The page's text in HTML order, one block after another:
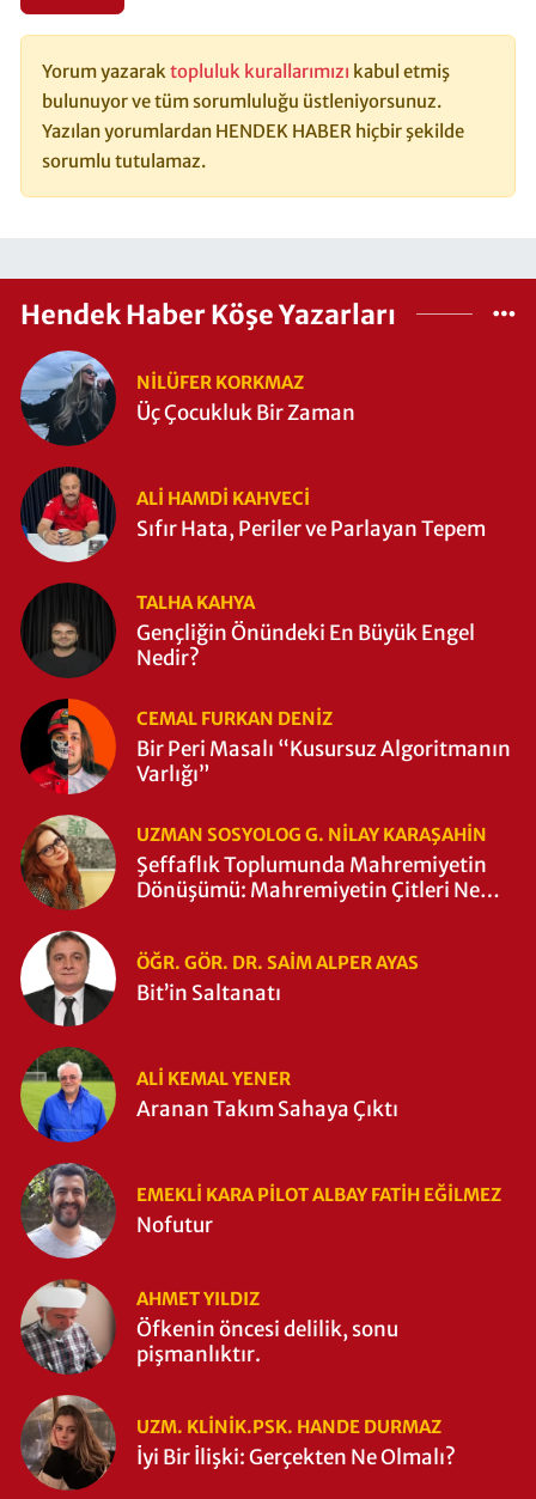
Yorum yazarak topluluk kurallarımızı kabul etmiş
bulunuyor ve tüm sorumluluğu üstleniyorsunuz.
Yazılan yorumlardan HENDEK HABER hiçbir şekilde
sorumlu tutulamaz.
Hendek Haber Köşe Yazarları
NILÜFER KORKMAZ
Üç Çocukluk Bir Zaman
ALI HAMDI KAHVECİ
Sıfır Hata, Periler ve Parlayan Tepem
TALHA KAHYA
Gençliğin Önündeki En Büyük Engel
Nedir?
CEMAL FURKAN DENİZ
Bir Peri Masalı “Kusursuz Algoritmanın
Varlığı”
UZMAN SOSYOLOG G. NILAY KARAŞAHİN
Şeffaflık Toplumunda Mahremiyetin
Dönüşümü: Mahremiyetin Çitleri Ne
ÖĞR. GÖR. DR. SAIM ALPER AYAS
Bit’in Saltanatı
ALI KEMAL YENER
Aranan Takım Sahaya Çıktı
EMEKLI KARA PILOT ALBAY FATIH EĞİLMEZ
Nofutur
AHMET YILDIZ
Öfkenin öncesi delilik, sonu
pişmanlıktır.
UZM. KLINIK.PSK. HANDE DURMAZ
İyi Bir İlişki: Gerçekten Ne Olmalı?